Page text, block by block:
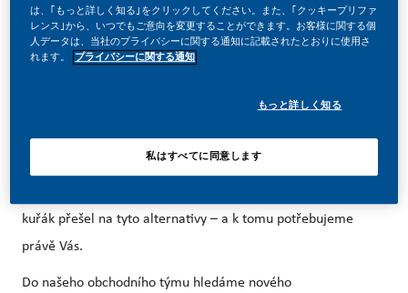
07/14/2026
Před několika lety jsme se rozhodli pro zásadní změnu –
budoucnost Philip Morris International stavíme na
kuřák přešel na tyto alternativy – a k tomu potřebujeme
právě Vás.
Do našeho obchodního týmu hledáme nového
は、｢もっと詳しく知る｣をクリックしてください。また、｢クッキープリファ
レンス｣から、いつでもご意向を変更することができます。お客様に関する個
人データは、当社のプライバシーに関する通知に記載されたとおりに使用さ
れます。
プライバシーに関する通知
もっと詳しく知る
私はすべてに同意します